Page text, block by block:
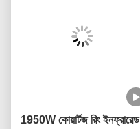
1950W কোয়ার্টজ রিং ইনফ্রারেড